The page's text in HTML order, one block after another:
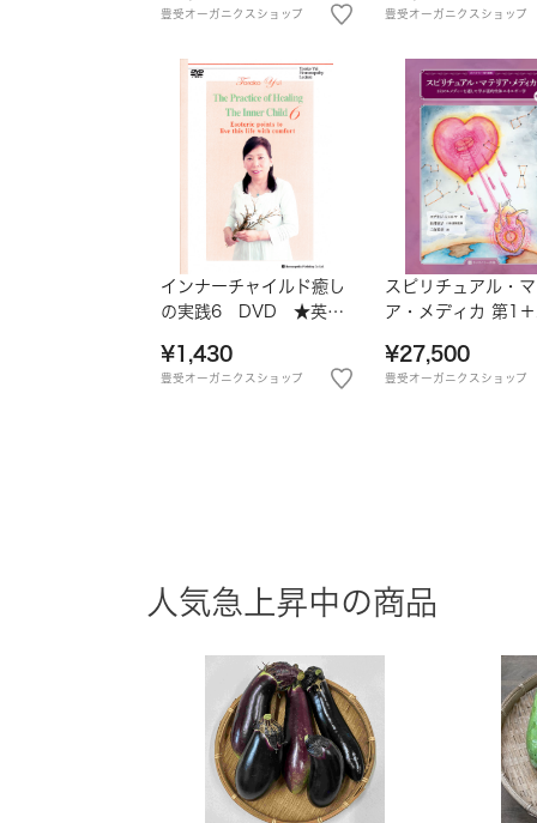
豊受オーガニクスショップ 豊受オーガニクスショップ
インナーチャイルド癒し
の実践6 DVD ★英語
¥1,430
豊受オーガニクスショップ
スピリチュアル・
ア・メディカ 第1
¥27,500
豊受オーガニクスショップ
人気急上昇中の商品